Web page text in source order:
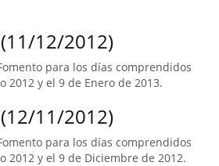
12/2012)
para los días comprendidos
2012 y el 9 de Enero de 2013.
11/2012)
para los días comprendidos
2012 y el 9 de Diciembre de 2012.